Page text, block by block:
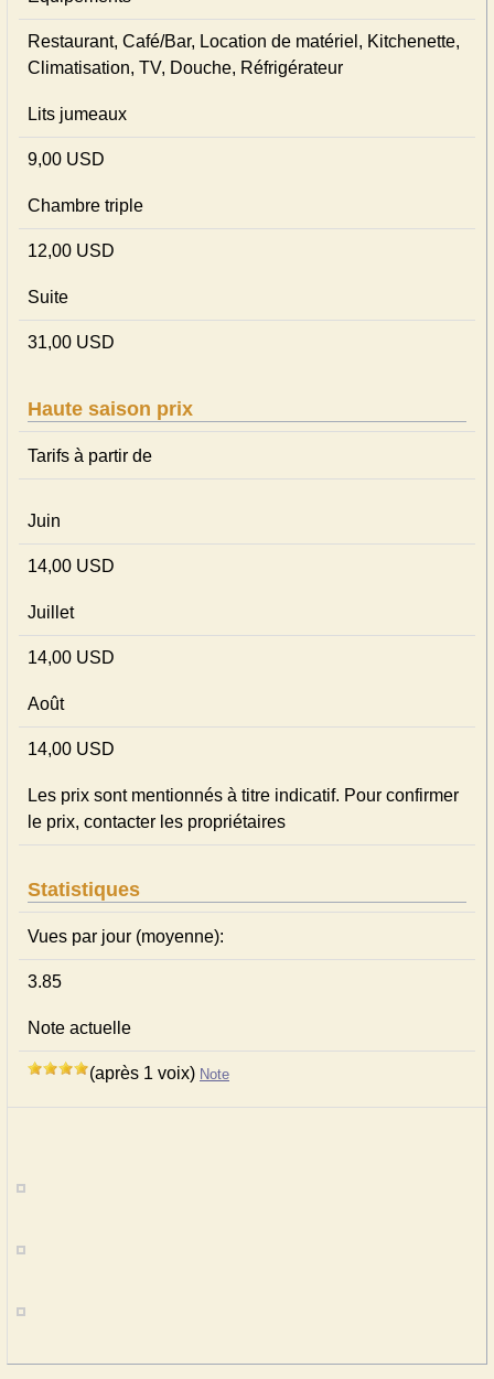
Restaurant, Café/Bar, Location de matériel, Kitchenette,
Climatisation, TV, Douche, Réfrigérateur
Lits jumeaux
9,00 USD
Chambre triple
12,00 USD
Suite
31,00 USD
Haute saison prix
Tarifs à partir de
Juin
14,00 USD
Juillet
14,00 USD
Août
14,00 USD
Les prix sont mentionnés à titre indicatif. Pour confirmer
le prix, contacter les propriétaires
Statistiques
Vues par jour (moyenne):
3.85
Note actuelle
(après 1 voix) Note